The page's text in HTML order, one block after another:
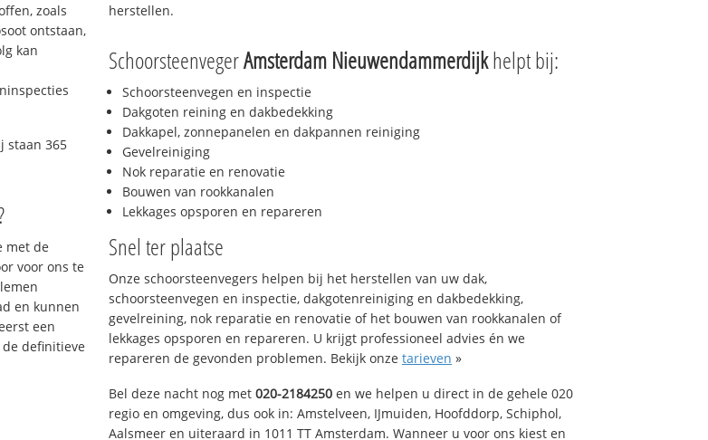
zoals
ontstaan,
kan
staan 365
met de
voor ons te
en kunnen
een
definitieve
herstellen.
SchoorsteenvegerAmsterdam Nieuwendammerdijkhelpt bij:
Schoorsteenvegen en inspectie
Dakgoten reining en dakbedekking
Dakkapel, zonnepanelen en dakpannen reiniging
Gevelreiniging
Nok reparatie en renovatie
Bouwen van rookkanalen
Lekkages opsporen en repareren
Snel ter plaatse
Onze schoorsteenvegers helpen bij het herstellen van uw dak,
schoorsteenvegen en inspectie, dakgotenreiniging en dakbedekking,
gevelreining, nok reparatie en renovatie of het bouwen van rookkanalen of
lekkages opsporen en repareren. U krijgt professioneel advies én we
repareren de gevonden problemen. Bekijk onze tarieven »
Bel deze nacht nog met 020-2184250 en we helpen u direct in de gehele 020
regio en omgeving, dus ook in: Amstelveen, IJmuiden, Hoofddorp, Schiphol,
Aalsmeer en uiteraard in 1011 TT Amsterdam. Wanneer u voor ons kiest en